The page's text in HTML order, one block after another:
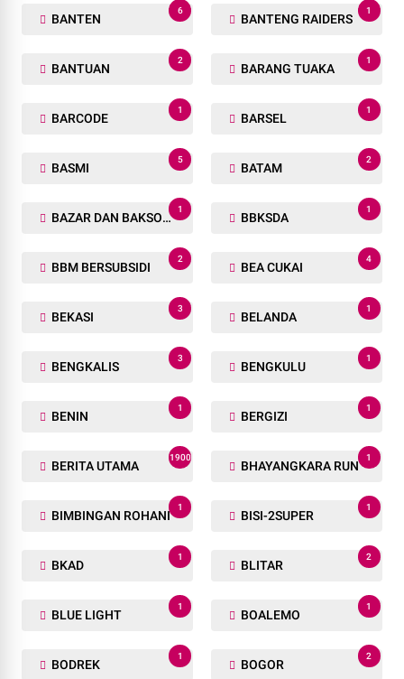
BANTEN
6
BANTENG RAIDERS
1
BANTUAN
2
BARANG TUAKA
1
BARCODE
1
BARSEL
1
BASMI
5
BATAM
2
BAZAR DAN BAKSOS RAMADHAN
1
BBKSDA
1
BBM BERSUBSIDI
2
BEA CUKAI
4
BEKASI
3
BELANDA
1
BENGKALIS
3
BENGKULU
1
BENIN
1
BERGIZI
1
BERITA UTAMA
1900
BHAYANGKARA RUN
1
BIMBINGAN ROHANI
1
BISI-2SUPER
1
BKAD
1
BLITAR
2
BLUE LIGHT
1
BOALEMO
1
BODREK
1
BOGOR
2